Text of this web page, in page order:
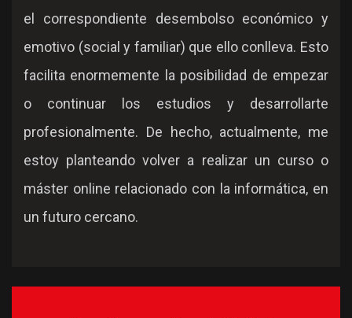
el correspondiente desembolso económico y
emotivo (social y familiar) que ello conlleva. Esto
facilita enormemente la posibilidad de empezar
o continuar los estudios y desarrollarte
profesionalmente. De hecho, actualmente, me
estoy planteando volver a realizar un curso o
máster online relacionado con la informática, en
un futuro cercano.